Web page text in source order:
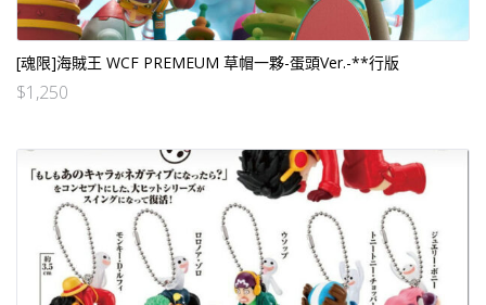
[魂限]海賊王 WCF PREMEUM 草帽一夥-蛋頭Ver.-**行版
$1,250